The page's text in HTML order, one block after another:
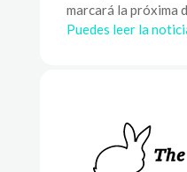
marcará la próxima
Puedes leer la